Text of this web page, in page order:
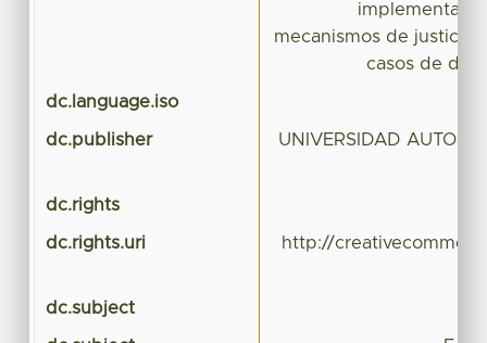
mecanismos de justicia
casos de
dc.language.iso
dc.publisher UNIVERSIDAD
dc.rights
dc.rights.uri http://
dc.subject